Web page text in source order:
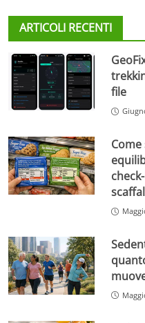
ARTICOLI RECENTI
file